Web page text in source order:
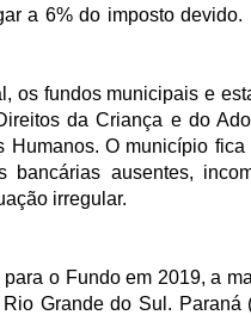
a 6% do imposto devido.
os fundos municipais e
da Criança e do
O município
ausentes,
irregular.
o Fundo em 2019, a
Grande do Sul. Paraná